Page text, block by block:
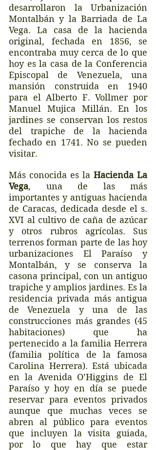
desarrollaron la Urbanización
Montalbán y la Barriada de La
Vega. La casa de la hacienda
original, fechada en 1856, se
encontraba muy cerca de lo que
hoy es la casa de la Conferencia
Episcopal de Venezuela, una
mansión construida en 1940
para el Alberto F. Vollmer por
Manuel Mujica Millán. En los
jardines se conservan los restos
del trapiche de la hacienda
fechado en 1741. No se pueden
visitar.
Más conocida es la Hacienda La
Vega, una de las más
importantes y antiguas hacienda
de Caracas, dedicada desde el s.
XVI al cultivo de caña de azúcar
y otros rubros agrícolas. Sus
terrenos forman parte de las hoy
urbanizaciones El Paraíso y
Montalbán, y se conserva la
casona principal, con un antiguo
trapiche y amplios jardines. Es la
residencia privada más antigua
de Venezuela y una de las
construcciones más grandes (45
habitaciones) que ha
pertenecido a la familia Herrera
(familia política de la famosa
Carolina Herrera). Está ubicada
en la Avenida O’Higgins de El
Paraíso y hoy en día se puede
reservar para eventos privados
aunque que muchas veces se
abren al público para eventos
que incluyen la visita guiada,
por lo que hay que estar